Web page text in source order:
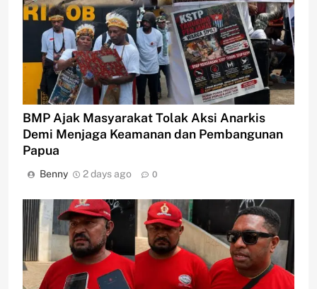
BMP Ajak Masyarakat Tolak Aksi Anarkis
Demi Menjaga Keamanan dan Pembangunan
Papua
Benny 2 days ago 0